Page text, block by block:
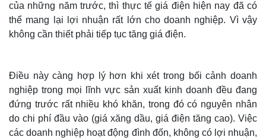
Thế giới
Quan sát
Cuộc sống đó đây
Multimedia
Video
Ảnh
của những năm trước, thì thực tế giá điện hiện nay đã có
thể mang lại lợi nhuận rất lớn cho doanh nghiệp. Vì vậy
không cần thiết phải tiếp tục tăng giá điện.
Điều này càng hợp lý hơn khi xét trong bối cảnh doanh
nghiệp trong mọi lĩnh vực sản xuất kinh doanh đều đang
đứng trước rất nhiều khó khăn, trong đó có nguyên nhân
do chi phí đầu vào (giá xăng dầu, giá điện tăng cao). Việc
các doanh nghiệp hoạt động đình đốn, không có lợi nhuận,